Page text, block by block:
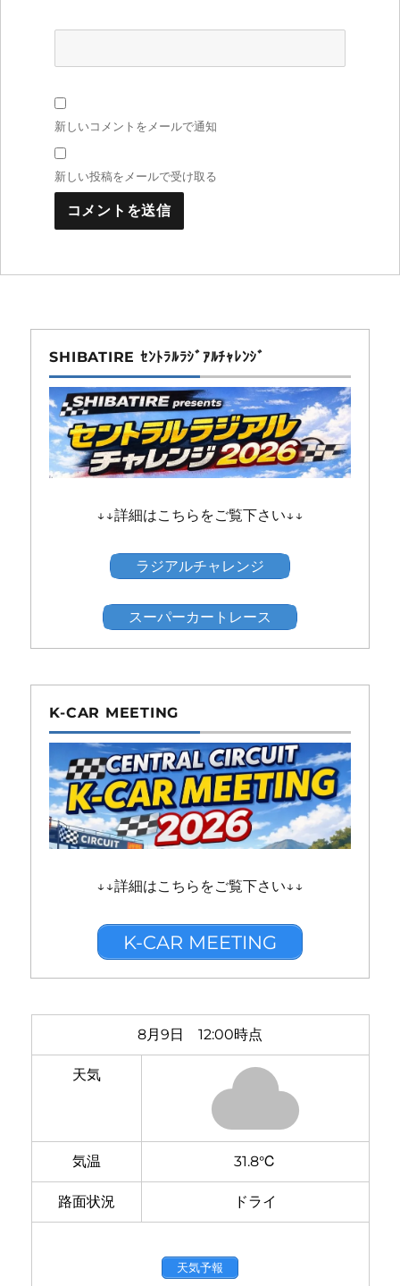
新しいコメントをメールで通知
新しい投稿をメールで受け取る
SHIBATIRE ｾﾝﾄﾗﾙﾗｼﾞｱﾙﾁｬﾚﾝｼﾞ
↓↓詳細はこちらをご覧下さい↓↓
ラジアルチャレンジ
スーパーカートレース
K-CAR MEETING
↓↓詳細はこちらをご覧下さい↓↓
K-CAR MEETING
8月9日 12:00時点
天気
気温 31.8℃
路面状況 ドライ
天気予報